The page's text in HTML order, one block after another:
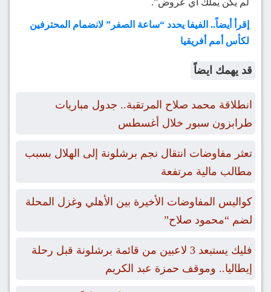
لم يكن يملك أي عروض”.
إقرأ أيضاً.. الفيفا يحدد “ساعة الصفر” لانضمام المحترفين
لكأس أمم أفريقيا
قد يهمك ايضاً
انطلاقة محمد صلاح المرتقبة.. جدول مباريات
طرابزون سبور خلال أغسطس
تعثر مفاوضات انتقال نجم برشلونة إلى الهلال بسبب
مطالب مالية مرتفعة
كواليس المفاوضات الأخيرة بين الأهلي وغزل المحلة
لضم “محمود صلاح”
فليك يستبعد 3 لاعبين من قائمة برشلونة قبل رحلة
إيطاليا.. وموقف حمزة عبد الكريم